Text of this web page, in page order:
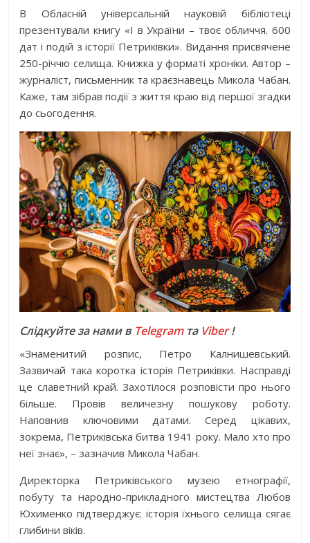
В Обласній універсальній науковій бібліотеці
презентували книгу «І в України – твоє обличчя. 600
дат і подій з історії Петриківки». Видання присвячене
250-річчю селища. Книжка у форматі хроніки. Автор –
журналіст, письменник та краєзнавець Микола Чабан.
Каже, там зібрав події з життя краю від першої згадки
до сьогодення.
Слідкуйте за нами в Telegramта Viber!
«Знаменитий розпис, Петро Калнишевський.
Зазвичай така коротка історія Петриківки. Насправді
це славетний край. Захотілося розповісти про нього
більше. Провів величезну пошукову роботу.
Наповнив ключовими датами. Серед цікавих,
зокрема, Петриківська битва 1941 року. Мало хто про
неї знає», – зазначив Микола Чабан.
Директорка Петриківського музею етнографії,
побуту та народно-прикладного мистецтва Любов
Юхименко підтверджує: історія їхнього селища сягає
глибини віків.